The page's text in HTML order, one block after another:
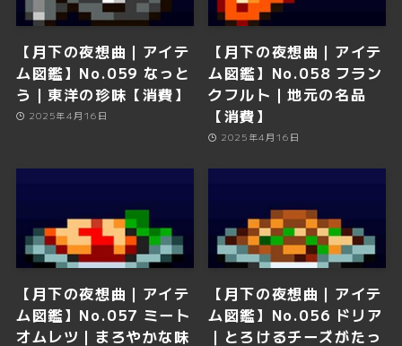
【月下の夜想曲｜アイテ
ム図鑑】No.059 なっと
う｜東洋の珍味【消費】
2025年4月16日
【月下の夜想曲｜アイテ
ム図鑑】No.058 フラン
クフルト｜地元の名品
【消費】
2025年4月16日
【月下の夜想曲｜アイテ
ム図鑑】No.057 ミート
オムレツ｜まろやかな味
【月下の夜想曲｜アイテ
ム図鑑】No.056 ドリア
｜とろけるチーズがたっ